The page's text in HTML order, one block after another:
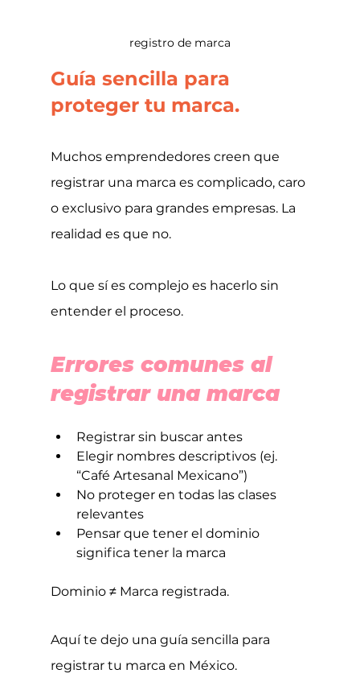
registro de marca
Guía sencilla para
proteger tu marca.
Muchos emprendedores creen que
registrar una marca es complicado, caro
o exclusivo para grandes empresas. La
realidad es que no.
Lo que sí es complejo es hacerlo sin
entender el proceso.
Errores comunes al
registrar una marca
Registrar sin buscar antes
Elegir nombres descriptivos (ej.
“Café Artesanal Mexicano”)
No proteger en todas las clases
relevantes
Pensar que tener el dominio
significa tener la marca
Dominio ≠ Marca registrada.
Aquí te dejo una guía sencilla para
registrar tu marca en México.